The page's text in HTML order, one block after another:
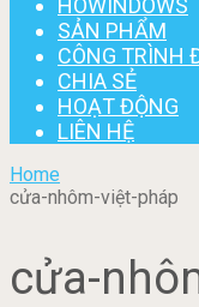
HOWINDOWS
SẢN PHẨM
CÔNG TRÌNH
CHIA SẺ
HOẠT ĐỘNG
LIÊN HỆ
Home
cửa-nhôm-việt-pháp
cửa-